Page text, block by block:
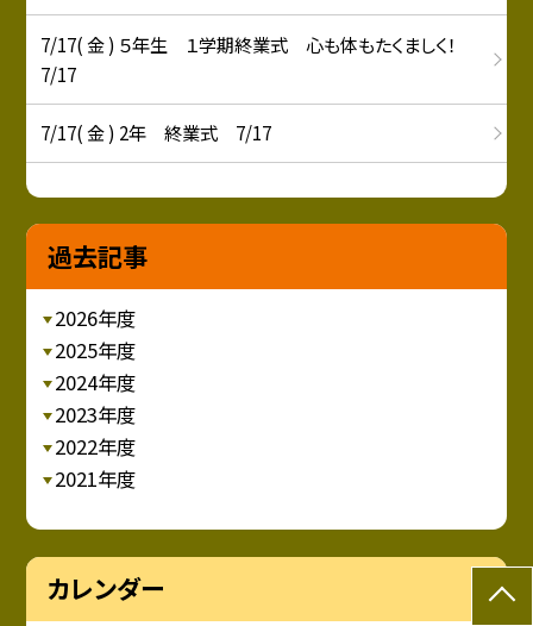
7/17( 金 ) ５年生 １学期終業式 心も体もたくましく！
7/17
7/17( 金 ) 2年 終業式 7/17
過去記事
2026年度
2025年度
2024年度
2023年度
2022年度
2021年度
カレンダー